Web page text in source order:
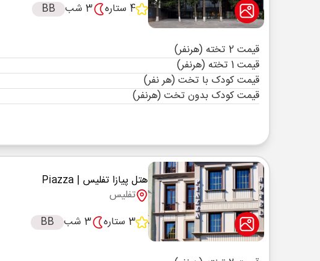
4 ستاره
3 شب BB
قیمت 2 تخته (هرنفر)
قیمت 1 تخته (هرنفر)
قیمت کودک با تخت (هر نفر)
قیمت کودک بدون تخت (هرنفر)
هتل پیازا تفلیس | Piazza
تفلیس
3 ستاره
3 شب BB